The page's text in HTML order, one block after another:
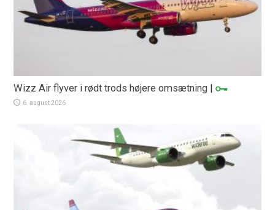
Wizz Air flyver i rødt trods højere omsætning |
6. august 2026